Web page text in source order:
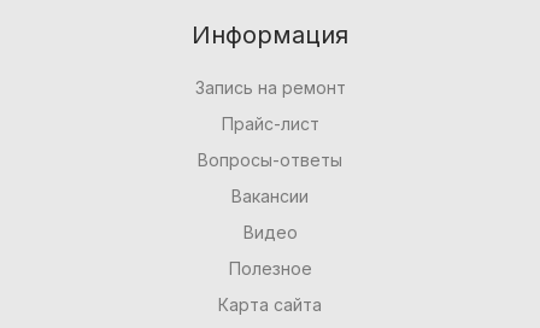
Информация
Запись на ремонт
Прайс-лист
Вопросы-ответы
Вакансии
Видео
Полезное
Карта сайта